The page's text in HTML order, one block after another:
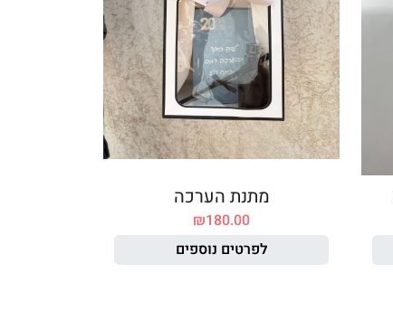
מתנת הערכה
₪180.00
לפרטים נוספים